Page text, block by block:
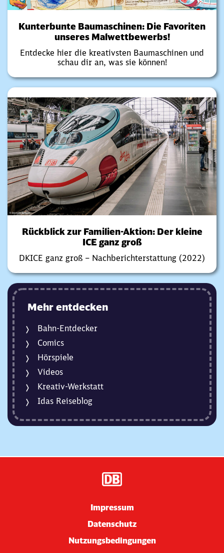
Kunterbunte Baumaschinen: Die Favoriten
unseres Malwettbewerbs!
Entdecke hier die kreativsten Baumaschinen und
schau dir an, was sie können!
Rückblick zur Familien-Aktion: Der kleine
ICE ganz groß
DKICE ganz groß – Nachberichterstattung (2022)
Mehr entdecken
Bahn-Entdecker
Comics
Hörspiele
Videos
Kreativ-Werkstatt
Idas Reiseblog
Impressum
Datenschutz
Nutzungsbedingungen